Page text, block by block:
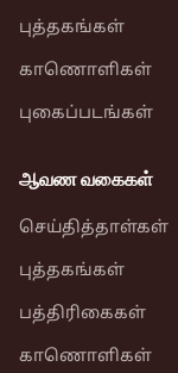
புத்தகங்கள்
காணொளிகள்
புகைப்படங்கள்
ஆவண வகைகள்
செய்தித்தாள்கள்
புத்தகங்கள்
பத்திரிகைகள்
காணொளிகள்